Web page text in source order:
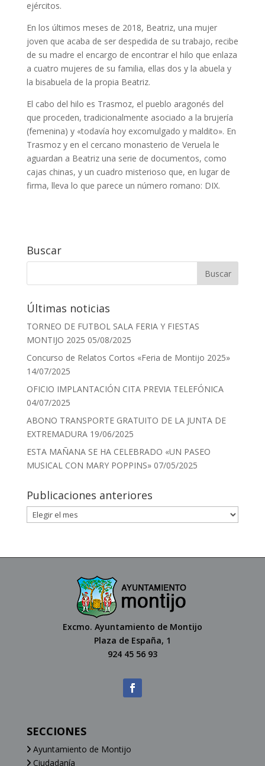
ejércitos.
En los últimos meses de 2018, Beatriz, una mujer
joven que acaba de ser despedida de su trabajo, recibe
de su madre el encargo de encontrar el hilo que enlaza
a cuatro mujeres de su familia, ellas dos y la abuela y
la bisabuela de la propia Beatriz.
El cabo del hilo es Trasmoz, el pueblo aragonés del
que proceden, tradicionalmente asociado a la brujería
(femenina) y «todavía hoy excomulgado y maldito». En
Trasmoz y en el cercano monasterio de Veruela le
aguardan a Beatriz una serie de documentos, como
cajas chinas, y un cuadro misterioso que, en lugar de
firma, lleva lo que parece un número romano: DIX.
Buscar
Últimas noticias
TORNEO DE FUTBOL SALA FERIA Y FIESTAS
MONTIJO 2025 05/08/2025
Concurso de Relatos Cortos «Feria de Montijo 2025»
14/07/2025
OFICIO IMPLANTACIÓN CITA PREVIA TELEFÓNICA
04/07/2025
ABONO TRANSPORTE GRATUITO DE LA JUNTA DE
EXTREMADURA 19/06/2025
ESTA MAÑANA SE HA CELEBRADO «UN PASEO
MUSICAL CON MARY POPPINS» 07/05/2025
Publicaciones anteriores
Excmo. Ayuntamiento de Montijo
Plaza de España, 1
924 45 56 93
SECCIONES
Ayuntamiento de Montijo
Ciudadanía